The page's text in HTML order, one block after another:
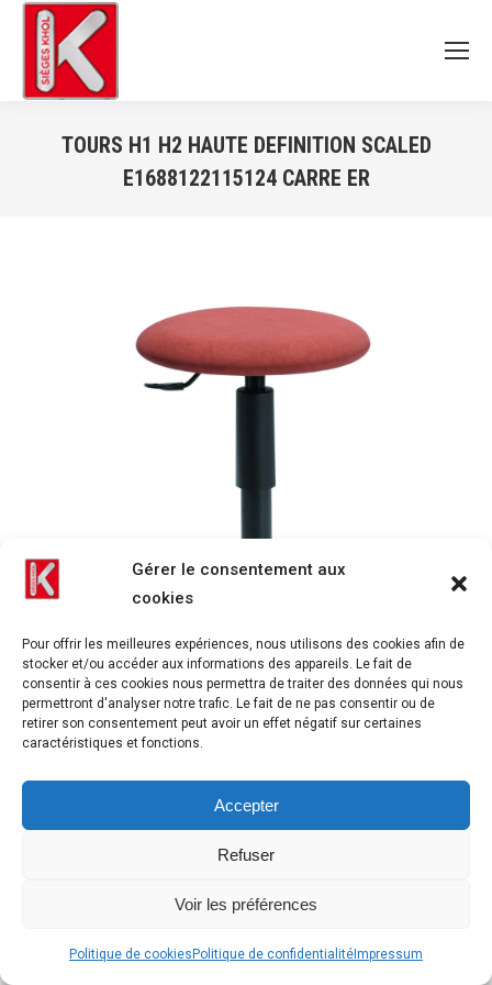
Gérer le consentement aux
cookies
Pour offrir les meilleures expériences, nous utilisons des cookies afin de
stocker et/ou accéder aux informations des appareils. Le fait de
consentir à ces cookies nous permettra de traiter des données qui nous
permettront d'analyser notre trafic. Le fait de ne pas consentir ou de
retirer son consentement peut avoir un effet négatif sur certaines
caractéristiques et fonctions.
Accepter
Refuser
Voir les préférences
Politique de cookies Politique de confidentialité Impressum
TOURS H1 H2 HAUTE DEFINITION SCALED
E1688122115124 CARRE ER